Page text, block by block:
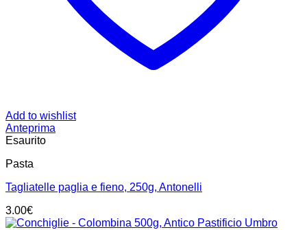
Add to wishlist
Anteprima
Esaurito
Pasta
Tagliatelle paglia e fieno, 250g, Antonelli
3.00€